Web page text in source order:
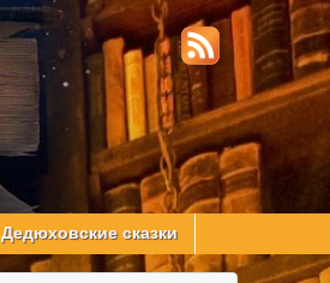
Дедюховские сказки